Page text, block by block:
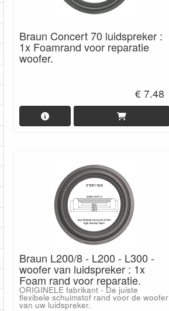
Braun Concert 70 luidspreker :
1x Foamrand voor reparatie
woofer.
€ 7.48
Braun L200/8 - L200 - L300 -
woofer van luidspreker : 1x
Foam rand voor reparatie.
ORIGINELE fabrikant - De juiste
flexibele schuimstof rand voor de woofer
van uw luidspreker.